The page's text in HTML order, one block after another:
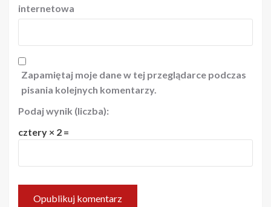
internetowa
Zapamiętaj moje dane w tej przeglądarce podczas
pisania kolejnych komentarzy.
Podaj wynik (liczba):
cztery × 2 =